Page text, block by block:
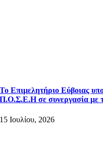
Το Επιμελητήριο Εύβοιας
Π.Ο.Σ.Ε.Η σε συνεργασία με
15 Ιουλίου, 2026